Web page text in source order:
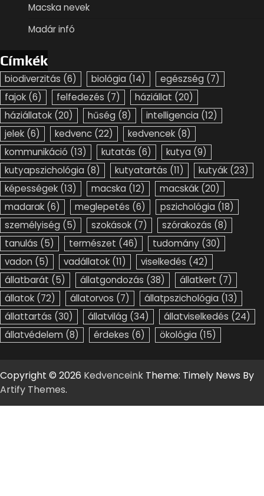
Macska nevek
Madár infó
Címkék
biodiverzitás (6) biológia (14) egészség (7)
fajok (6) felfedezés (7) háziállat (20)
háziállatok (20) hűség (8) intelligencia (12)
jelek (6) kedvenc (22) kedvencek (8)
kommunikáció (13) kutatás (6) kutya (9)
kutyapszichológia (8) kutyatartás (11) kutyák (23)
képességek (13) macska (12) macskák (20)
madarak (6) meglepetés (6) pszichológia (18)
személyiség (5) szokások (7) szórakozás (8)
tanulás (5) természet (46) tudomány (30)
vadon (5) vadállatok (11) viselkedés (42)
állatbarát (5) állatgondozás (38) állatkert (7)
állatok (72) állatorvos (7) állatpszichológia (13)
állattartás (30) állatvilág (34) állatviselkedés (24)
állatvédelem (8) érdekes (6) ökológia (15)
Copyright © 2026 Kedvenceink Theme: Timely News By
Artify Themes.